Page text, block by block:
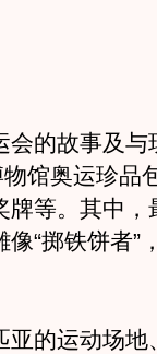
的故事及与
馆奥运珍品
牌等。其中，
“掷铁饼者”
的运动场地